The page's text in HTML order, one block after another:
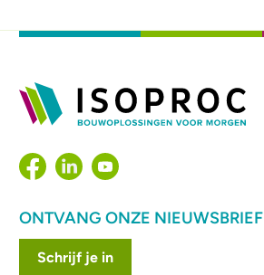
ONTVANG ONZE NIEUWSBRIEF
Schrijf je in